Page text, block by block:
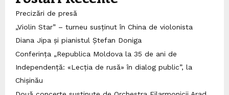
Precizări de presă
„Violin Star” – turneu susținut în China de violonista
Diana Jipa și pianistul Ștefan Doniga
Conferința „Republica Moldova la 35 de ani de
Independență: «Lecția de rusă» în dialog public”, la
Chișinău